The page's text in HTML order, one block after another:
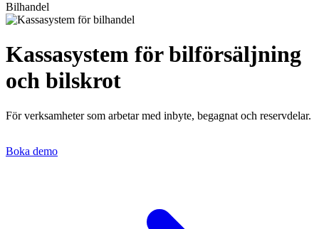
Bilhandel
Kassasystem för bilförsäljning
och bilskrot
För verksamheter som arbetar med inbyte, begagnat och reservdelar.
Boka demo